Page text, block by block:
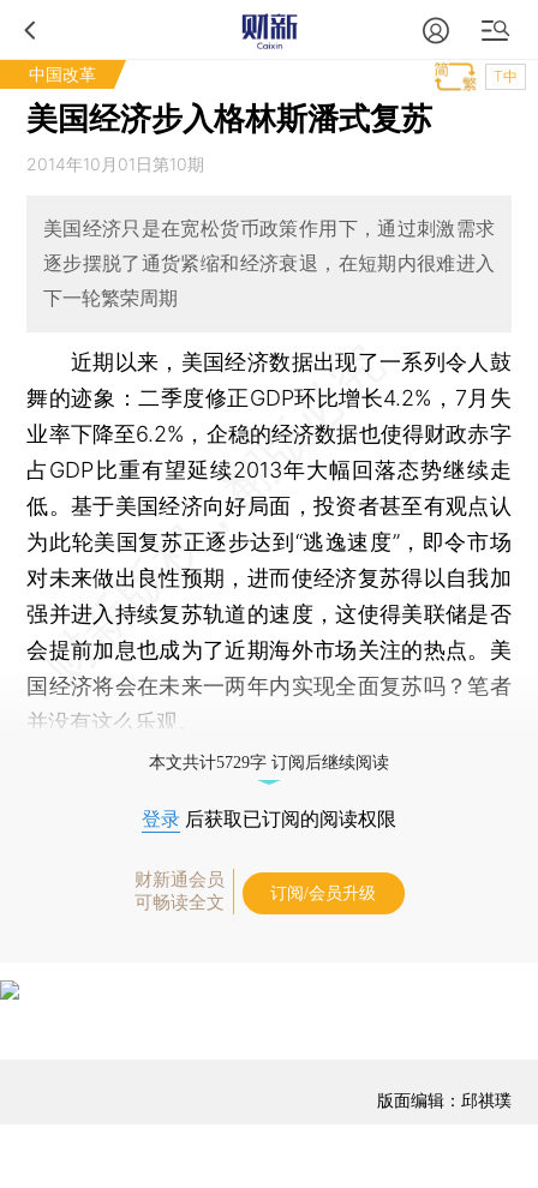
中国改革 T中
美国经济步入格林斯潘式复苏
2014年10月01日第10期
美国经济只是在宽松货币政策作用下，通过刺激需求
逐步摆脱了通货紧缩和经济衰退，在短期内很难进入
下一轮繁荣周期
近期以来，美国经济数据出现了一系列令人鼓
舞的迹象：二季度修正GDP环比增长4.2%，7月失
业率下降至6.2%，企稳的经济数据也使得财政赤字
占GDP比重有望延续2013年大幅回落态势继续走
低。基于美国经济向好局面，投资者甚至有观点认
为此轮美国复苏正逐步达到“逃逸速度”，即令市场
对未来做出良性预期，进而使经济复苏得以自我加
强并进入持续复苏轨道的速度，这使得美联储是否
会提前加息也成为了近期海外市场关注的热点。美
国经济将会在未来一两年内实现全面复苏吗？笔者
并没有这么乐观。
本文共计5729字 订阅后继续阅读
登录 后获取已订阅的阅读权限
财新通会员
可畅读全文
订阅/会员升级
版面编辑：邱祺璞